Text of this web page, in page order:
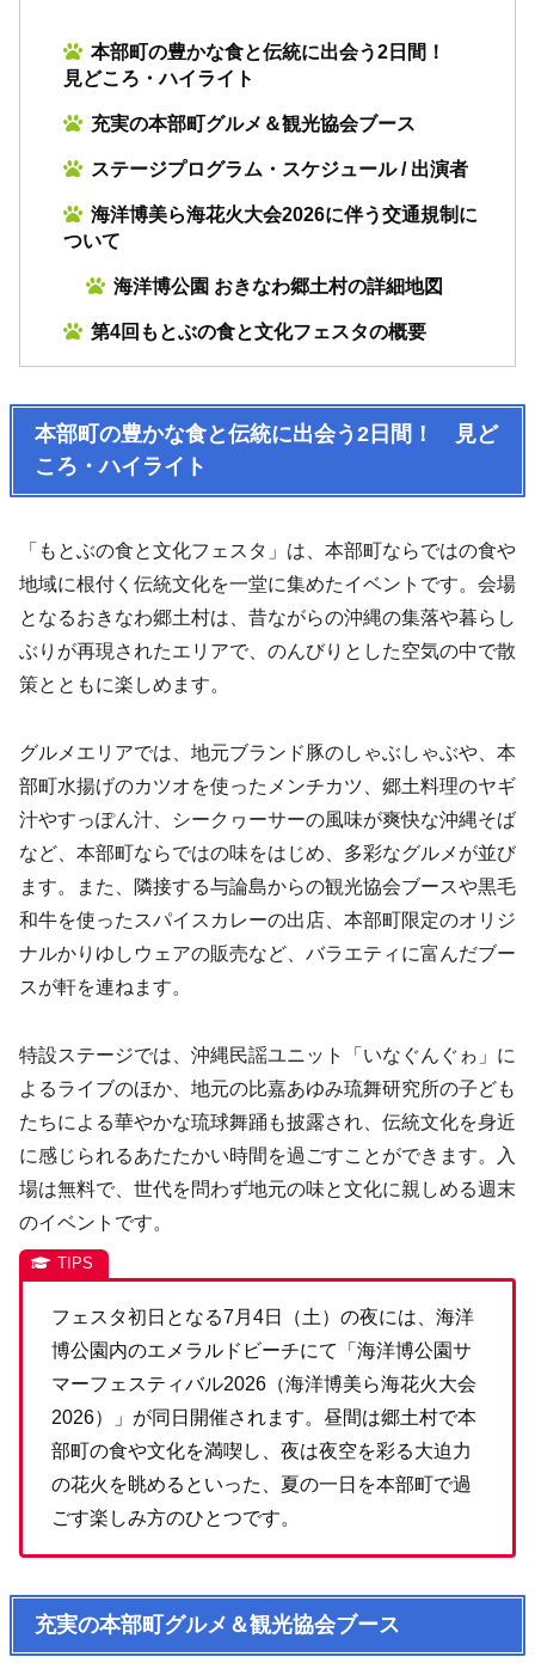
本部町の豊かな食と伝統に出会う2日間！
見どころ・ハイライト
充実の本部町グルメ＆観光協会ブース
ステージプログラム・スケジュール / 出演者
海洋博美ら海花火大会2026に伴う交通規制に
ついて
海洋博公園 おきなわ郷土村の詳細地図
第4回もとぶの食と文化フェスタの概要
本部町の豊かな食と伝統に出会う2日間！ 見ど
ころ・ハイライト
「もとぶの食と文化フェスタ」は、本部町ならではの食や
地域に根付く伝統文化を一堂に集めたイベントです。会場
となるおきなわ郷土村は、昔ながらの沖縄の集落や暮らし
ぶりが再現されたエリアで、のんびりとした空気の中で散
策とともに楽しめます。
グルメエリアでは、地元ブランド豚のしゃぶしゃぶや、本
部町水揚げのカツオを使ったメンチカツ、郷土料理のヤギ
汁やすっぽん汁、シークヮーサーの風味が爽快な沖縄そば
など、本部町ならではの味をはじめ、多彩なグルメが並び
ます。また、隣接する与論島からの観光協会ブースや黒毛
和牛を使ったスパイスカレーの出店、本部町限定のオリジ
ナルかりゆしウェアの販売など、バラエティに富んだブー
スが軒を連ねます。
特設ステージでは、沖縄民謡ユニット「いなぐんぐゎ」に
よるライブのほか、地元の比嘉あゆみ琉舞研究所の子ども
たちによる華やかな琉球舞踊も披露され、伝統文化を身近
に感じられるあたたかい時間を過ごすことができます。入
場は無料で、世代を問わず地元の味と文化に親しめる週末
のイベントです。
フェスタ初日となる7月4日（土）の夜には、海洋
博公園内のエメラルドビーチにて「海洋博公園サ
マーフェスティバル2026（海洋博美ら海花火大会
2026）」が同日開催されます。昼間は郷土村で本
部町の食や文化を満喫し、夜は夜空を彩る大迫力
の花火を眺めるといった、夏の一日を本部町で過
ごす楽しみ方のひとつです。
充実の本部町グルメ＆観光協会ブース